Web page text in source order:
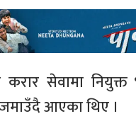
करार सेवामा
आएका थिए ।